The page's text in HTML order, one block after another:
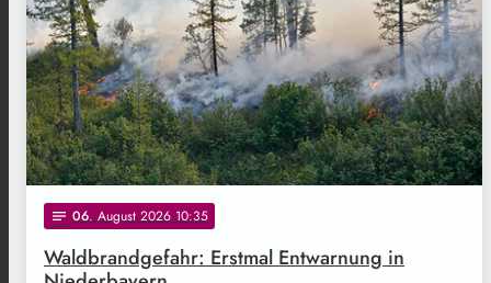
notes 06. August 2026 10:35
Waldbrandgefahr: Erstmal Entwarnung in